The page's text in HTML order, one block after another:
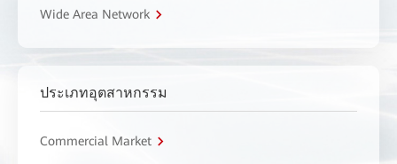
Wide Area Network
ประเภทอุตสาหกรรม
Commercial Market